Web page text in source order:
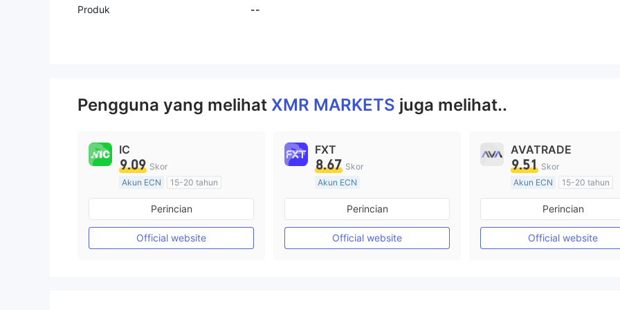
Produk
--
Pengguna yang melihat XMR MARKETS juga melihat..
IC
9.09 Skor
Akun ECN
15-20 tahun
Diatur di Australia
Market Maker (MM)
Lisensi Penuh MT4
Perincian
Official website
FXT
8.67 Skor
Akun ECN
Lebih dari 20 tahun
Diatur di Australia
Market Maker (MM)
Lisensi Penuh MT4
Perincian
Official website
AVATRADE
9.51 Skor
Akun ECN
15-20 tahun
Diatur di Australia
Market Maker (MM)
Lisensi Penuh MT4
Perincian
Official website